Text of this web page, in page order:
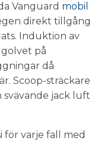
Vanguard mobil
direkt tillgång
Induktion av
golvet på
då
Scoop-sträckare
svävande jack luft
för varje fall med